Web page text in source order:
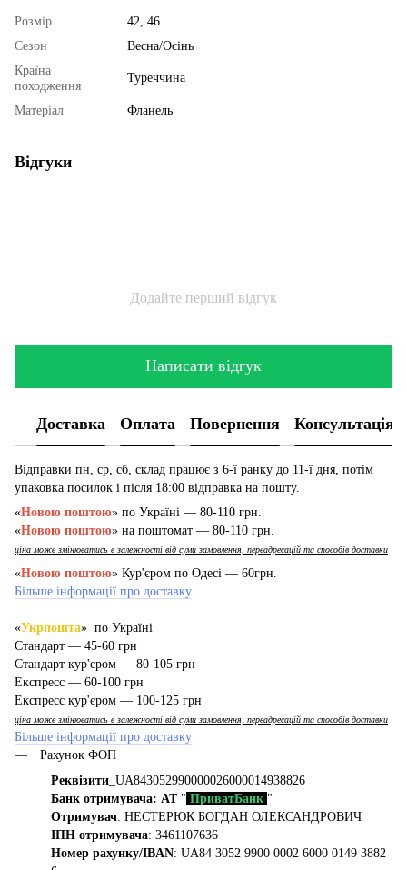
Розмір
42, 46
Сезон
Весна/Осінь
Країна
походження
Туреччина
Матеріал Фланель
Відгуки
Додайте перший відгук
Написати відгук
Доставка Оплата Повернення Консультація
Відправки пн, ср, сб, склад працює з 6-ї ранку до 11-ї дня, потім
упаковка посилок і після 18:00 відправка на пошту.
«Новою поштою» по Україні — 80-110 грн.
«Новою поштою» на поштомат — 80-110 грн.
ціна може змінюватись в залежності від суми замовлення, переадресацій та способів доставки
«Новою поштою» Кур'єром по Одесі — 60грн.
Більше інформації про доставку
«Укрпошта» по Україні
Стандарт — 45-60 грн
Стандарт кур'єром — 80-105 грн
Експресс — 60-100 грн
Експресс кур'єром — 100-125 грн
ціна може змінюватись в залежності від суми замовлення, переадресацій та способів доставки
Більше інформації про доставку
Рахунок ФОП
Реквізити _UA843052990000026000014938826
Банк отримувача: АТ" ПриватБанк "
Отримувач: НЕСТЕРЮК БОГДАН ОЛЕКСАНДРОВИЧ
ІПН отримувача: 3461107636
Номер рахунку/IBAN: UA84 3052 9900 0002 6000 0149 3882